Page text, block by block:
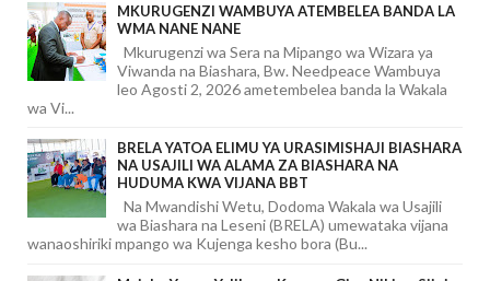
MKURUGENZI WAMBUYA ATEMBELEA BANDA LA
WMA NANE NANE
Mkurugenzi wa Sera na Mipango wa Wizara ya
Viwanda na Biashara, Bw. Needpeace Wambuya
leo Agosti 2, 2026 ametembelea banda la Wakala
wa Vi...
BRELA YATOA ELIMU YA URASIMISHAJI BIASHARA
NA USAJILI WA ALAMA ZA BIASHARA NA
HUDUMA KWA VIJANA BBT
Na Mwandishi Wetu, Dodoma Wakala wa Usajili
wa Biashara na Leseni (BRELA) umewataka vijana
wanaoshiriki mpango wa Kujenga kesho bora (Bu...